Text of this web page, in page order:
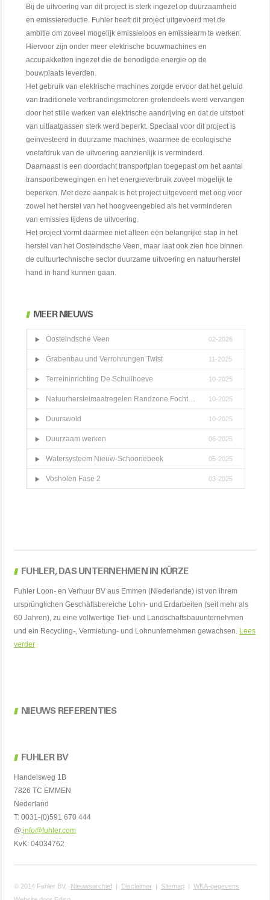
Bij de uitvoering van dit project is sterk ingezet op duurzaamheid
en emissiereductie. Fuhler heeft dit project uitgevoerd met de
ambitie om zoveel mogelijk emissieloos en emissiearm te werken.
Hiervoor zijn onder meer elektrische bouwmachines en
accupakketten ingezet die de benodigde energie op de
bouwplaats leverden.
Het gebruik van elektrische machines zorgde ervoor dat het geluid
van traditionele verbrandingsmotoren grotendeels werd vervangen
door het stille werken van elektrische aandrijving en dat de uitstoot
van uitlaatgassen sterk werd beperkt. Speciaal voor dit project is
geïnvesteerd in duurzame machines, waarmee de ecologische
voetafdruk van de uitvoering aanzienlijk is verminderd.
Daarnaast is een doordacht transportplan toegepast om het aantal
transportbewegingen en het energieverbruik zoveel mogelijk te
beperken. Met deze aanpak is het project uitgevoerd met oog voor
zowel het herstel van het hoogveengebied als het verminderen
van emissies tijdens de uitvoering.
Het project vormt daarmee niet alleen een belangrijke stap in het
herstel van het Oosteindsche Veen, maar laat ook zien hoe binnen
de cultuurtechnische sector duurzame uitvoering en natuurherstel
hand in hand kunnen gaan.
MEER NIEUWS
Oosteindsche Veen 02-2026
Grabenbau und Verrohrungen Twist 11-2025
Terreininrichting De Schuilhoeve 10-2025
Natuurherstelmaatregelen Randzone Fochteloërveen 10-2025
Duurswold 10-2025
Duurzaam werken 06-2025
Watersysteem Nieuw-Schoonebeek 05-2025
Vosholen Fase 2 03-2025
FUHLER, DAS UNTERNEHMEN IN KÜRZE
Fuhler Loon- en Verhuur BV aus Emmen (Niederlande) ist von ihrem
ursprünglichen Geschäftsbereiche Lohn- und Erdarbeiten (seit mehr als
60 Jahren), zu eine vollwertige Tief- und Landschaftsbauunternehmen
und ein Recycling-, Vermietung- und Lohnunternehmen gewachsen. Lees
verder
NIEUWS REFERENTIES
FUHLER BV
Handelsweg 1B
7826 TC EMMEN
Nederland
T: 0031-(0)591 670 444
@:info@fuhler.com
KvK: 04034762
© 2014 Fuhler BV, Nieuwsarchief | Disclaimer | Sitemap | WKA-gegevens